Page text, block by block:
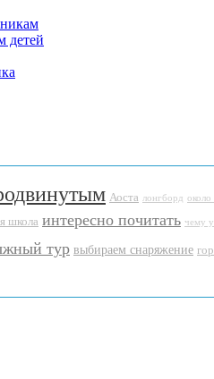
детей
Аоста лонгборд
школа интересно почитать чему
тур выбираем снаряжение